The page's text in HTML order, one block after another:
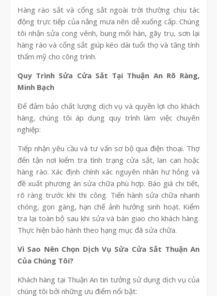
Hàng rào sắt và cổng sắt ngoài trời thường chịu tác
động trực tiếp của nắng mưa nên dễ xuống cấp. Chúng
tôi nhận sửa cong vênh, bung mối hàn, gãy trụ, sơn lại
hàng rào và cổng sắt giúp kéo dài tuổi thọ và tăng tính
thẩm mỹ cho công trình.
Quy Trình Sửa Cửa Sắt Tại Thuận An Rõ Ràng,
Minh Bạch
Để đảm bảo chất lượng dịch vụ và quyền lợi cho khách
hàng, chúng tôi áp dụng quy trình làm việc chuyên
nghiệp:
Tiếp nhận yêu cầu và tư vấn sơ bộ qua điện thoại. Thợ
đến tận nơi kiểm tra tình trạng cửa sắt, lan can hoặc
hàng rào. Xác định chính xác nguyên nhân hư hỏng và
đề xuất phương án sửa chữa phù hợp. Báo giá chi tiết,
rõ ràng trước khi thi công. Tiến hành sửa chữa nhanh
chóng, gọn gàng, hạn chế ảnh hưởng sinh hoạt. Kiểm
tra lại toàn bộ sau khi sửa và bàn giao cho khách hàng.
Thực hiện bảo hành theo hạng mục đã sửa chữa.
Vì Sao Nên Chọn Dịch Vụ Sửa Cửa Sắt Thuận An
Của Chúng Tôi?
Khách hàng tại Thuận An tin tưởng sử dụng dịch vụ của
chúng tôi bởi những ưu điểm nổi bật: